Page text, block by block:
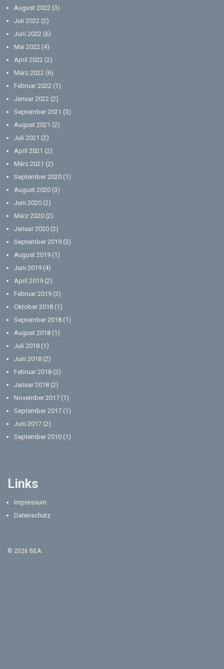
August 2022 (3)
Juli 2022 (2)
Juni 2022 (6)
Mai 2022 (4)
April 2022 (2)
März 2022 (6)
Februar 2022 (1)
Januar 2022 (2)
September 2021 (3)
August 2021 (2)
Juli 2021 (2)
April 2021 (2)
März 2021 (2)
September 2020 (1)
August 2020 (3)
Juni 2020 (2)
März 2020 (2)
Januar 2020 (2)
September 2019 (3)
August 2019 (1)
Juni 2019 (4)
April 2019 (2)
Februar 2019 (3)
Oktober 2018 (1)
September 2018 (1)
August 2018 (1)
Juli 2018 (1)
Juni 2018 (2)
Februar 2018 (2)
Januar 2018 (2)
November 2017 (1)
September 2017 (1)
Juni 2017 (2)
September 2010 (1)
Links
Impressum
Datenschutz
© 2026 BEA